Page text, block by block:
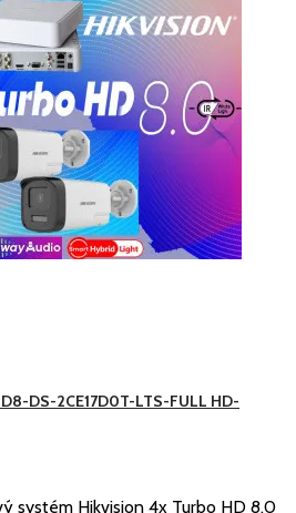
DS-2CE17D0T-LTS-FULL HD-
systém Hikvision 4x Turbo HD 8.0